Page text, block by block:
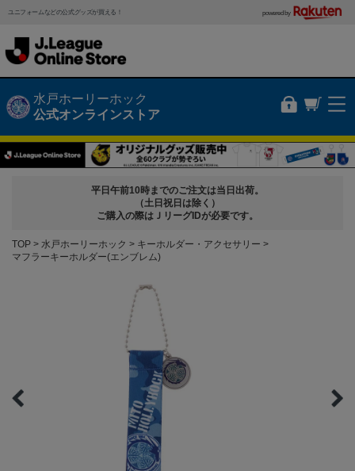
ユニフォームなどの公式グッズが買える！ powered by
水戸ホーリーホック
公式オンラインストア
平日午前10時までのご注文は当日出荷。
（土日祝日は除く）
ご購入の際はＪリーグIDが必要です。
TOP 水戸ホーリーホック
キーホルダー・アクセサリー
マフラーキーホルダー(エンブレム)